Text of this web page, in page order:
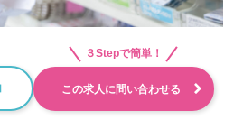
３Stepで簡単！
この求人に問い合わせる